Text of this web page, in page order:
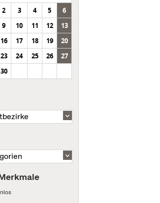
2 3 4 5
6
9 10 11 12
13
16 17 18 19
20
23 24 25 26
27
30